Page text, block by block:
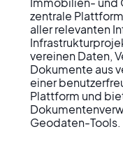
zentrale
aller relevanten
vereinen Daten,
Dokumente aus
einer
Plattform und
Geodaten-Tools.